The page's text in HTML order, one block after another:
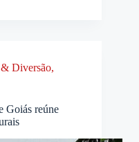
Diversão,
Goiás reúne